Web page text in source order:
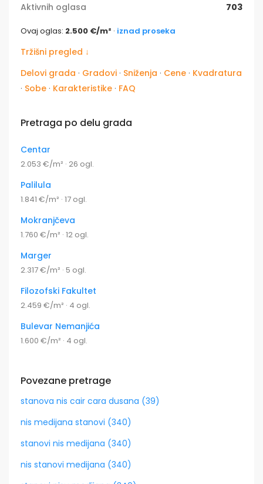
Aktivnih oglasa
703
Ovaj oglas: 2.500 €/m² · iznad proseka
Tržišni pregled ↓
Delovi grada · Gradovi · Sniženja · Cene · Kvadratura
· Sobe · Karakteristike · FAQ
Pretraga po delu grada
Centar
2.053 €/m² · 26 ogl.
Palilula
1.841 €/m² · 17 ogl.
Mokranjčeva
1.760 €/m² · 12 ogl.
Marger
2.317 €/m² · 5 ogl.
Filozofski Fakultet
2.459 €/m² · 4 ogl.
Bulevar Nemanjića
1.600 €/m² · 4 ogl.
Povezane pretrage
stanova nis cair cara dusana (39)
nis medijana stanovi (340)
stanovi nis medijana (340)
nis stanovi medijana (340)